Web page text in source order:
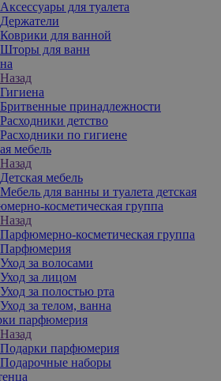
Аксессуары для туалета
Держатели
Коврики для ванной
Шторы для ванн
Назад
Гигиена
Бритвенные принадлежности
Расходники детство
Расходники по гигиене
мебель
Назад
Детская мебель
Мебель для ванны и туалета детская
косметическая группа
Назад
Парфюмерно-косметическая группа
Парфюмерия
Уход за волосами
Уход за лицом
Уход за полостью рта
Уход за телом, ванна
парфюмерия
Назад
Подарки парфюмерия
Подарочные наборы